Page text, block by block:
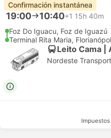
Confirmación instantánea
19:00 10:40+1 15h 40m
Foz Do Iguacu, Foz de Iguazú
Terminal Rita Maria,
Leito Cama |
Nordeste